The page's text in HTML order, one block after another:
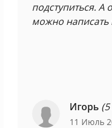
подступиться. А
можно написать
Игорь
11 Июль